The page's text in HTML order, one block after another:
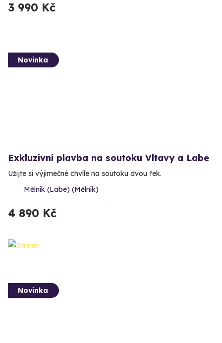
3 990 Kč
Novinka
Exkluzivní plavba na soutoku Vltavy a Labe
Užijte si výjimečné chvíle na soutoku dvou řek.
Mělník (Labe) (Mělník)
4 890 Kč
Novinka